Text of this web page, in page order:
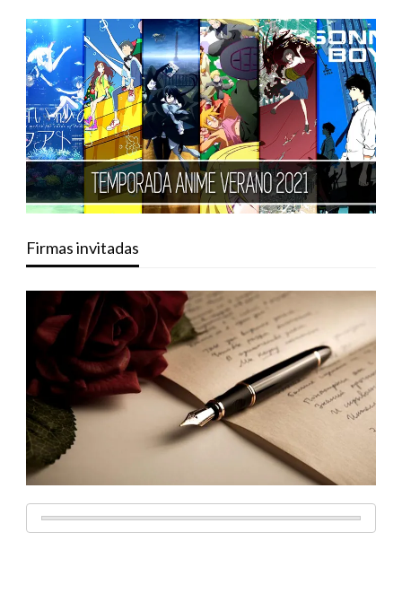
Firmas invitadas